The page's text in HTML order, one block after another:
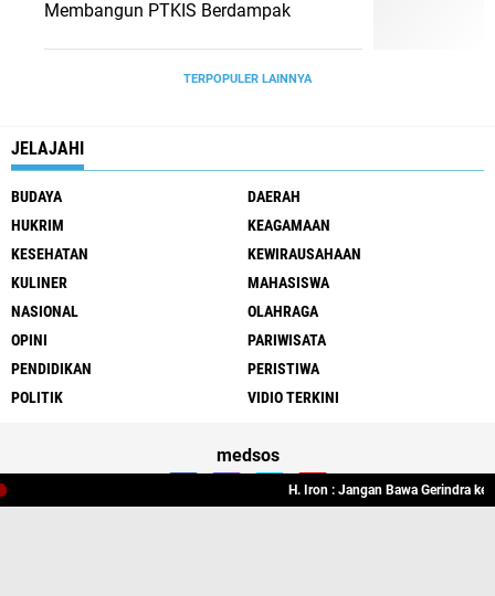
Membangun PTKIS Berdampak
TERPOPULER LAINNYA
JELAJAHI
BUDAYA
DAERAH
HUKRIM
KEAGAMAAN
KESEHATAN
KEWIRAUSAHAAN
KULINER
MAHASISWA
NASIONAL
OLAHRAGA
OPINI
PARIWISATA
PENDIDIKAN
PERISTIWA
POLITIK
VIDIO TERKINI
medsos
H. Iron : Jangan Bawa Gerindra ke